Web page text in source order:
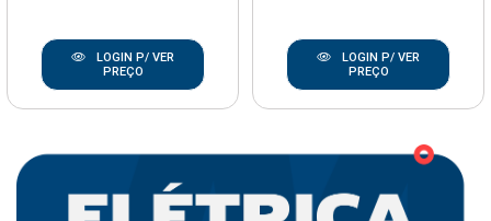
LOGIN P/ VER
PREÇO
LOGIN P/ VER
PREÇO